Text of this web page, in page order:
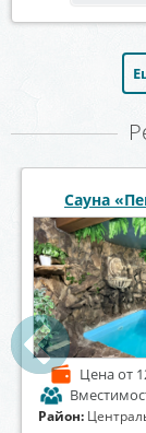
Сауна
Ценаот
Район: